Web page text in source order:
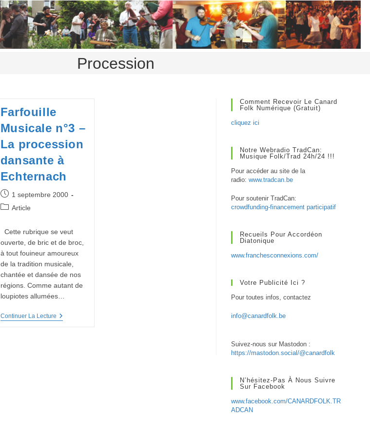
Procession
Farfouille
Musicale n°3 –
La procession
dansante à
Echternach
Publication
publiée :
1 septembre 2000
PostArticle
Cette rubrique se veut
ouverte, de bric et de broc,
à tout fouineur amoureux
de la tradition musicale,
chantée et dansée de nos
régions. Comme autant de
loupiotes allumées…
Continuer La LectureFarfouille
Comment Recevoir Le Canard
Folk Numérique (gratuit)
cliquez ici
Notre Webradio TradCan:
Musique Folk/Trad 24h/24 !!!
Pour accéder au site de la
radio:www.tradcan.be
Pour soutenir TradCan:
crowdfunding-financement participatif
Recueils Pour Accordéon
Diatonique
www.franchesconnexions.com/
Votre Publicité Ici ?
Pour toutes infos, contactez
info@canardfolk.be
Suivez-nous sur Mastodon :
https://mastodon.social/@canardfolk
N’hésitez-Pas À Nous Suivre
Sur Facebook
www.facebook.com/CANARDFOLK.TR
ADCAN